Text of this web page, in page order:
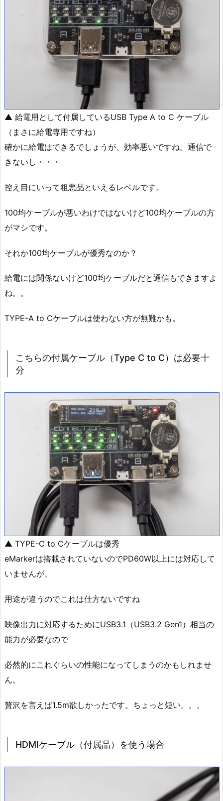
▲ 給電用として付属しているUSB Type A to C ケーブル
（まさに給電専用ですね）
確かに給電はできるでしょうが、効率悪いですね。通信で
きないし・・・
控え目にいって粗悪品といえるレベルです。
100均ケーブルが悪いわけではないけど100均ケーブルの方
がマシです。
それか100均ケーブルが優秀なのか？
給電には関係ないけど100均ケーブルだと通信もできますよ
ね。。
TYPE-A to Cケーブルは使わない方が無難かも。
こちらの付属ケーブル（Type C to C）は必要十
分
▲ TYPE-C to Cケーブルは優秀
eMarkerは搭載されていないのでPD60W以上には対応して
いませんが、
用途が違うのでこれは仕方ないですね
映像出力に対応するためにUSB3.1（USB3.2 Gen1）相当の
能力が必要なので
必然的にこれぐらいの性能になってしまうのかもしれませ
ん。
贅沢を言えば1.5m欲しかったです。ちょっと短い。。。
HDMIケーブル（付属品）を使う場合